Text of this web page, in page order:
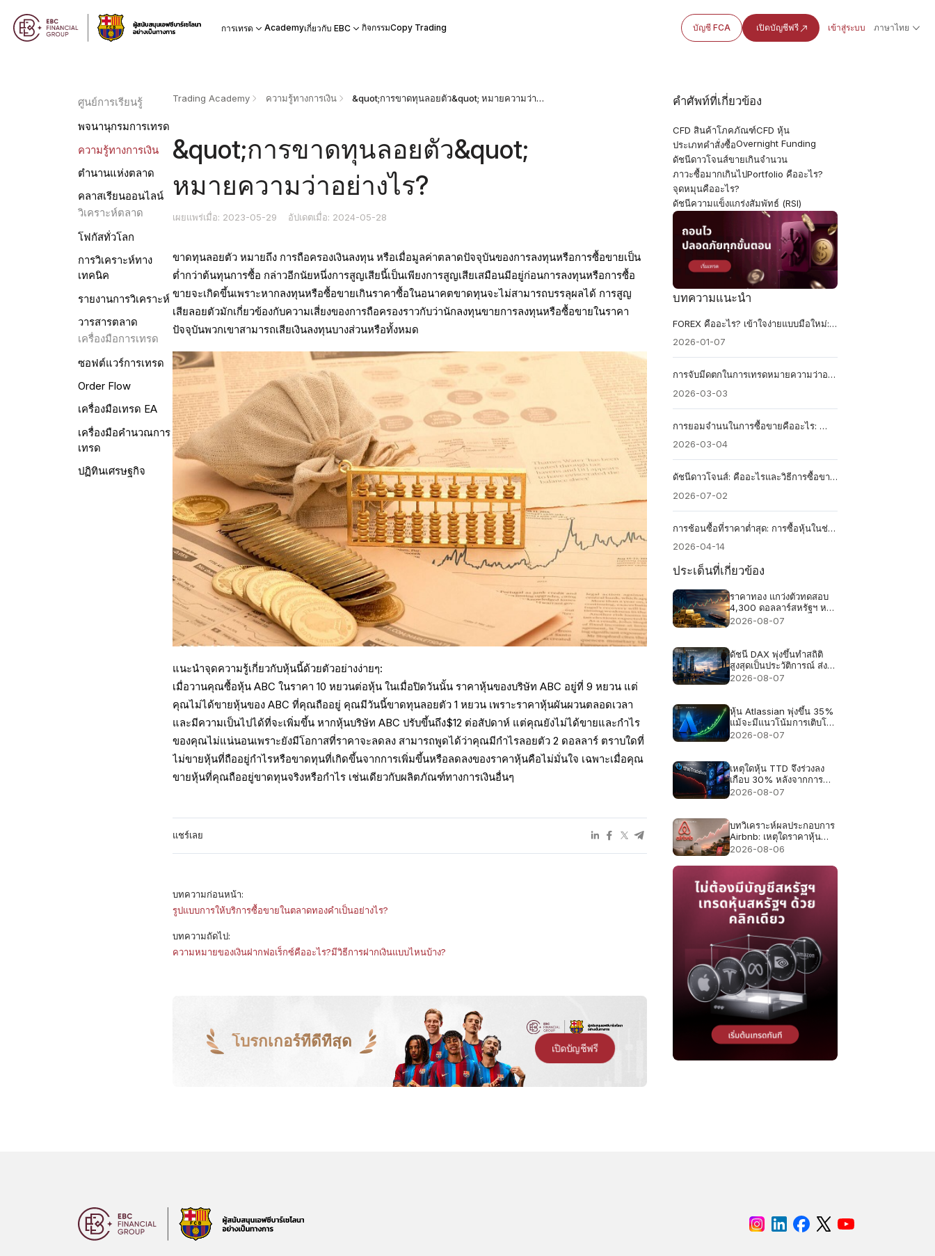
การเทรด Academyเกี่ยวกับ EBC กิจกรรมCopy Trading บัญชี FCA เปิดบัญชีฟรี เข้าสู่ระบบ ภาษาไทย
ศูนย์การเรียนรู้
พจนานุกรมการเทรด
ความรู้ทางการเงิน
ตำนานแห่งตลาด
คลาสเรียนออนไลน์
วิเคราะห์ตลาด
โฟกัสทั่วโลก
การวิเคราะห์ทาง
เทคนิค
รายงานการวิเคราะห์
วารสารตลาด
เครื่องมือการเทรด
ซอฟต์แวร์การเทรด
Order Flow
เครื่องมือเทรด EA
เครื่องมือคำนวณการ
เทรด
ปฏิทินเศรษฐกิจ
Trading Academy ความรู้ทางการเงิน &quot;การขาดทุนลอยตัว&quot; หมายความว่าอย่างไร?
&quot;การขาดทุนลอยตัว&quot;
หมายความว่าอย่างไร?
เผยแพร่เมื่อ: 2023-05-29 อัปเดตเมื่อ: 2024-05-28
ขาดทุนลอยตัว หมายถึง การถือครองเงินลงทุน หรือเมื่อมูลค่าตลาดปัจจุบันของการลงทุนหรือการซื้อขายเป็น
ต่ำกว่าต้นทุนการซื้อ กล่าวอีกนัยหนึ่งการสูญเสียนี้เป็นเพียงการสูญเสียเสมือนมีอยู่ก่อนการลงทุนหรือการซื้อ
ขายจะเกิดขึ้นเพราะหากลงทุนหรือซื้อขายเกินราคาซื้อในอนาคตขาดทุนจะไม่สามารถบรรลุผลได้ การสูญ
เสียลอยตัวมักเกี่ยวข้องกับความเสี่ยงของการถือครองราวกับว่านักลงทุนขายการลงทุนหรือซื้อขายในราคา
ปัจจุบันพวกเขาสามารถเสียเงินลงทุนบางส่วนหรือทั้งหมด
แนะนำจุดความรู้เกี่ยวกับหุ้นนี้ด้วยตัวอย่างง่ายๆ:
เมื่อวานคุณซื้อหุ้น ABC ในราคา 10 หยวนต่อหุ้น ในเมื่อปิดวันนั้น ราคาหุ้นของบริษัท ABC อยู่ที่ 9 หยวน แต่
คุณไม่ได้ขายหุ้นของ ABC ที่คุณถืออยู่ คุณมีวันนี้ขาดทุนลอยตัว 1 หยวน เพราะราคาหุ้นผันผวนตลอดเวลา
และมีความเป็นไปได้ที่จะเพิ่มขึ้น หากหุ้นบริษัท ABC ปรับขึ้นถึง$12 ต่อสัปดาห์ แต่คุณยังไม่ได้ขายและกำไร
ของคุณไม่แน่นอนเพราะยังมีโอกาสที่ราคาจะลดลง สามารถพูดได้ว่าคุณมีกำไรลอยตัว 2 ดอลลาร์ ตราบใดที่
ไม่ขายหุ้นที่ถืออยู่กำไรหรือขาดทุนที่เกิดขึ้นจากการเพิ่มขึ้นหรือลดลงของราคาหุ้นคือไม่มั่นใจ เฉพาะเมื่อคุณ
ขายหุ้นที่คุณถืออยู่ขาดทุนจริงหรือกำไร เช่นเดียวกับผลิตภัณฑ์ทางการเงินอื่นๆ
แชร์เลย
บทความก่อนหน้า:
รูปแบบการให้บริการซื้อขายในตลาดทองคำเป็นอย่างไร?
บทความถัดไป:
ความหมายของเงินฝากฟอเร็กซ์คืออะไร?มีวิธีการฝากเงินแบบไหนบ้าง?
โบรกเกอร์ที่ดีที่สุด เปิดบัญชีฟรี
คำศัพท์ที่เกี่ยวข้อง
CFD สินค้าโภคภัณฑ์CFD หุ้น
ประเภทคำสั่งซื้อOvernight Funding
ดัชนีดาวโจนส์ขายเกินจำนวน
ภาวะซื้อมากเกินไปPortfolio คืออะไร?
จุดหมุนคืออะไร?
ดัชนีความแข็งแกร่งสัมพัทธ์ (RSI)
บทความแนะนำ
FOREX คืออะไร? เข้าใจง่ายแบบมือใหม่: คู่มือฉบับสมบูรณ์ 2026
2026-01-07
การจับมีดตกในการเทรดหมายความว่าอย่างไร?
2026-03-03
การยอมจำนนในการซื้อขายคืออะไร: คำจำกัดความ สัญญาณ และผลกระทบ
2026-03-04
ดัชนีดาวโจนส์: คืออะไรและวิธีการซื้อขายดัชนีนี้
2026-07-02
การช้อนซื้อที่ราคาต่ำสุด: การซื้อหุ้นในช่วงที่ราคาลดลงอย่างมากในตลาด
2026-04-14
ประเด็นที่เกี่ยวข้อง
ราคาทอง แกว่งตัวทดสอบ
4,300 ดอลลาร์สหรัฐฯ หลัง
ข้อตกลงช่องแคบฮอร์มุซ
2026-08-07
ดัชนี DAX พุ่งขึ้นทำสถิติ
สูงสุดเป็นประวัติการณ์ ส่ง
ผลให้ความคาดหวังด้านผล
2026-08-07
หุ้น Atlassian พุ่งขึ้น 35%
แม้จะมีแนวโน้มการเติบโต
เพียง 13%
2026-08-07
เหตุใดหุ้น TTD จึงร่วงลง
เกือบ 30% หลังจากการ
คาดการณ์รายได้ 650 ล้าน
2026-08-07
บทวิเคราะห์ผลประกอบการ
Airbnb: เหตุใดราคาหุ้น
Airbnb อาจร่วงลงได้แม้
2026-08-06